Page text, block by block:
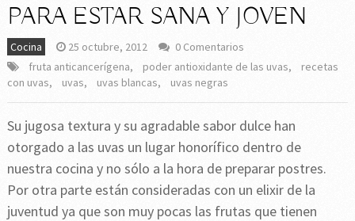
PARA ESTAR SANA Y JOVEN
Cocina 25 octubre, 2012
0 Comentarios
fruta anticancerígena, poder antioxidante de las uvas,
recetas
con uvas, uvas, uvas blancas, uvas negras
Su jugosa textura y su agradable sabor dulce han
otorgado a las uvas un lugar honorífico dentro de
nuestra cocina y no sólo a la hora de preparar postres.
Por otra parte están consideradas con un elixir de la
juventud ya que son muy pocas las frutas que tienen